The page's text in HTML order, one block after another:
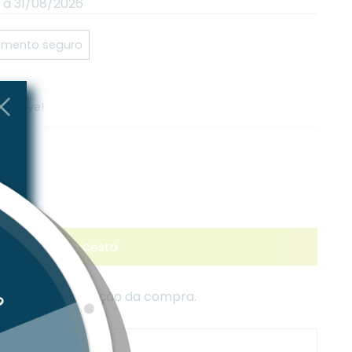
seguro
breve!
Adicionar ao cesto
na finalização da compra.
de 30,00€